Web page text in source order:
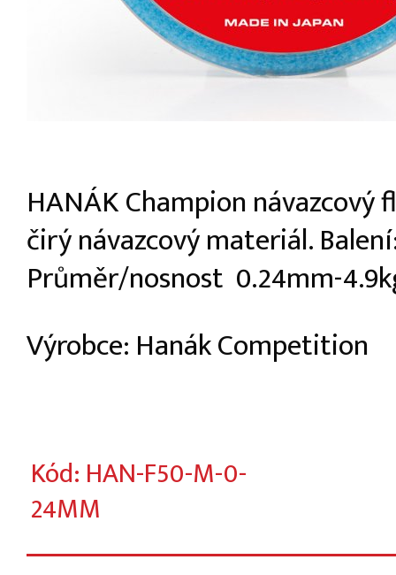
HANÁK Champion návazcový
čirý návazcový materiál.
Průměr/nosnost 0.24mm-
Výrobce: Hanák Competition
Kód: HAN-F50-M-0-
24MM